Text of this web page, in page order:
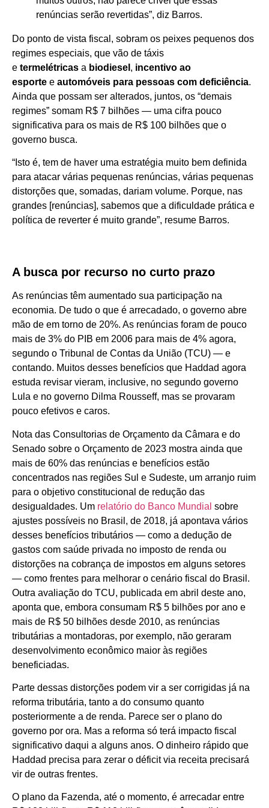
renúncias serão revertidas”, diz Barros.
Do ponto de vista fiscal, sobram os peixes pequenos dos
regimes especiais, que vão de táxis
e termelétricas a biodiesel , incentivo ao
esporte e automóveis para pessoas com deficiência.
Ainda que possam ser alterados, juntos, os “demais
regimes” somam R$ 7 bilhões — uma cifra pouco
significativa para os mais de R$ 100 bilhões que o
governo busca.
“Isto é, tem de haver uma estratégia muito bem definida
para atacar várias pequenas renúncias, várias pequenas
distorções que, somadas, dariam volume. Porque, nas
grandes [renúncias], sabemos que a dificuldade prática e
política de reverter é muito grande”, resume Barros.
A busca por recurso no curto prazo
As renúncias têm aumentado sua participação na
economia. De tudo o que é arrecadado, o governo abre
mão de em torno de 20%. As renúncias foram de pouco
mais de 3% do PIB em 2006 para mais de 4% agora,
segundo o Tribunal de Contas da União (TCU) — e
contando. Muitos desses benefícios que Haddad agora
estuda revisar vieram, inclusive, no segundo governo
Lula e no governo Dilma Rousseff, mas se provaram
pouco efetivos e caros.
Nota das Consultorias de Orçamento da Câmara e do
Senado sobre o Orçamento de 2023 mostra ainda que
mais de 60% das renúncias e benefícios estão
concentrados nas regiões Sul e Sudeste, um arranjo ruim
para o objetivo constitucional de redução das
desigualdades. Um relatório do Banco Mundial sobre
ajustes possíveis no Brasil, de 2018, já apontava vários
desses benefícios tributários — como a dedução de
gastos com saúde privada no imposto de renda ou
distorções na cobrança de impostos em alguns setores
— como frentes para melhorar o cenário fiscal do Brasil.
Outra avaliação do TCU, publicada em abril deste ano,
aponta que, embora consumam R$ 5 bilhões por ano e
mais de R$ 50 bilhões desde 2010, as renúncias
tributárias a montadoras, por exemplo, não geraram
desenvolvimento econômico maior às regiões
beneficiadas.
Parte dessas distorções podem vir a ser corrigidas já na
reforma tributária, tanto a do consumo quanto
posteriormente a de renda. Parece ser o plano do
governo por ora. Mas a reforma só terá impacto fiscal
significativo daqui a alguns anos. O dinheiro rápido que
Haddad precisa para zerar o déficit via receita precisará
vir de outras frentes.
O plano da Fazenda, até o momento, é arrecadar entre